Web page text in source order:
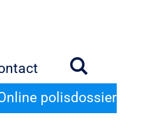
polisdossier